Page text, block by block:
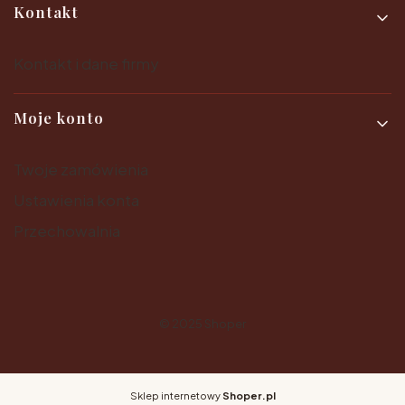
Kontakt
Moje konto
Sklep internetowy Shoper.pl